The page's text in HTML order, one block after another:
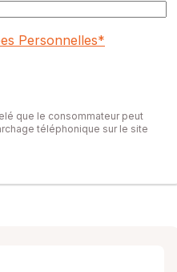
Personnelles*
que le consommateur peut
téléphonique sur le site